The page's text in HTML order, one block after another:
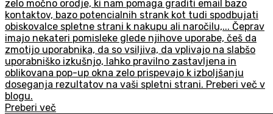
zelo močno orodje, ki nam pomaga graditi email bazo
kontaktov, bazo potencialnih strank kot tudi spodbujati
obiskovalce spletne strani k nakupu ali naročilu,... Čeprav
imajo nekateri pomisleke glede njihove uporabe, češ da
zmotijo uporabnika, da so vsiljiva, da vplivajo na slabšo
uporabniško izkušnjo, lahko pravilno zastavljena in
oblikovana pop-up okna zelo prispevajo k izboljšanju
doseganja rezultatov na vaši spletni strani. Preberi več v
blogu.
Preberi več